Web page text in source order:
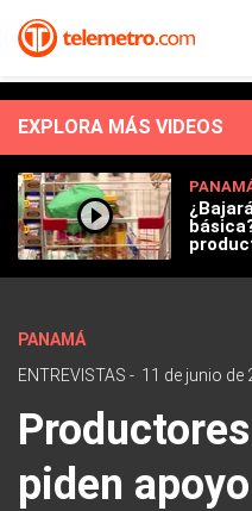
EXPLORA MÁS VIDEOS
PANAMÁ
ENTREVISTAS - 11 de junio de
piden